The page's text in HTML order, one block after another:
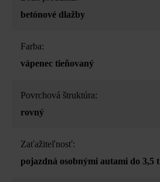
betónové dlažby
Farba:
vápenec tieňovaný
Povrchová štruktúra:
rovný
Zaťažiteľnosť:
pojazdná osobnými autami do 3,5 t